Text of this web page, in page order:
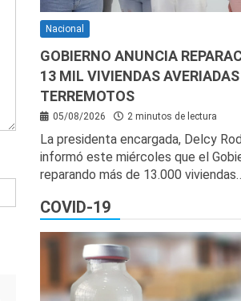
Nacional
GOBIERNO ANUNCIA
13 MIL VIVIENDAS
TERREMOTOS
05/08/2026 2 minutos de lectura
La presidenta encargada, Delcy
informó este miércoles que el
reparando más de 13.000
COVID-19